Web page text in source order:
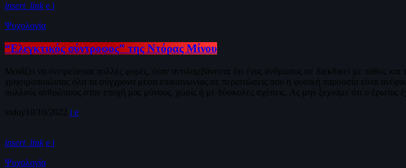
insert_link
Ψυχολογία
“Ελεγκτικός σύντροφος” της Ντόρας Μίνου
Μοιάζει να ονειρεύεσαι πολλές φορές, όταν αντιλαμβάνεσαι ότι ένας άνθρωπος σε διεκδικεί με πάθος
χρησιμοποιώντας όλα τα σύγχρονα μέσα επικοινωνίας σε περιπτώσεις που η φυσική παρουσία είναι
πολλούς ανθρώπους στην εποχή μας μόνους, χωρίς ή με δύσκολες σχέσεις. Ας μην ξεχνάμε ότι ο έρωτας
today 10/10/2022
insert_link
Ψυχολογία